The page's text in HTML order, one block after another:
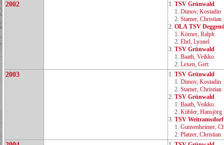
2002 1. TSV Grünwald
1. Dimov, Kostadin
2. Stamer, Christian
2. OLA TSV
1. Körner, Ralph
2. Ehrl, Lyonel
3. TSV Grünwald
1. Baath, Veikko
2. Lexen, Gert
2003 1. TSV Grünwald
1. Dimov, Kostadin
2. Stamer, Christian
2. TSV Grünwald
1. Baath, Veikko
2. Kübler, Hansjörg
3. TSV Weitramsdorf
1. Gunsenheimer,
2. Platzer, Christian